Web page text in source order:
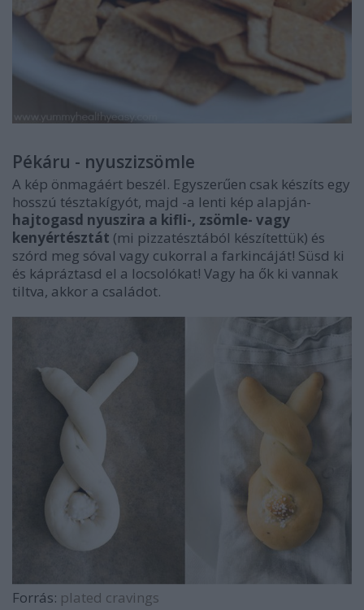
Pékáru - nyuszizsömle
A kép önmagáért beszél. Egyszerűen csak készíts egy
hosszú tésztakígyót, majd -a lenti kép alapján-
hajtogasd nyuszira a kifli-, zsömle- vagy
kenyértésztát (mi pizzatésztából készítettük) és
szórd meg sóval vagy cukorral a farkincáját! Süsd ki
és kápráztasd el a locsolókat! Vagy ha ők ki vannak
tiltva, akkor a családot.
Forrás: plated cravings